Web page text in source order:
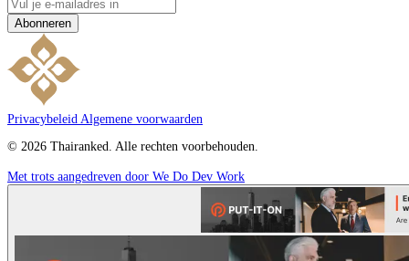
Abonneren
Privacybeleid Algemene voorwaarden
© 2026 Thairanked. Alle rechten voorbehouden.
Met trots aangedreven door We Do Dev Work